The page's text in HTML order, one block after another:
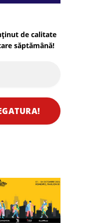
de calitate
săptămână!